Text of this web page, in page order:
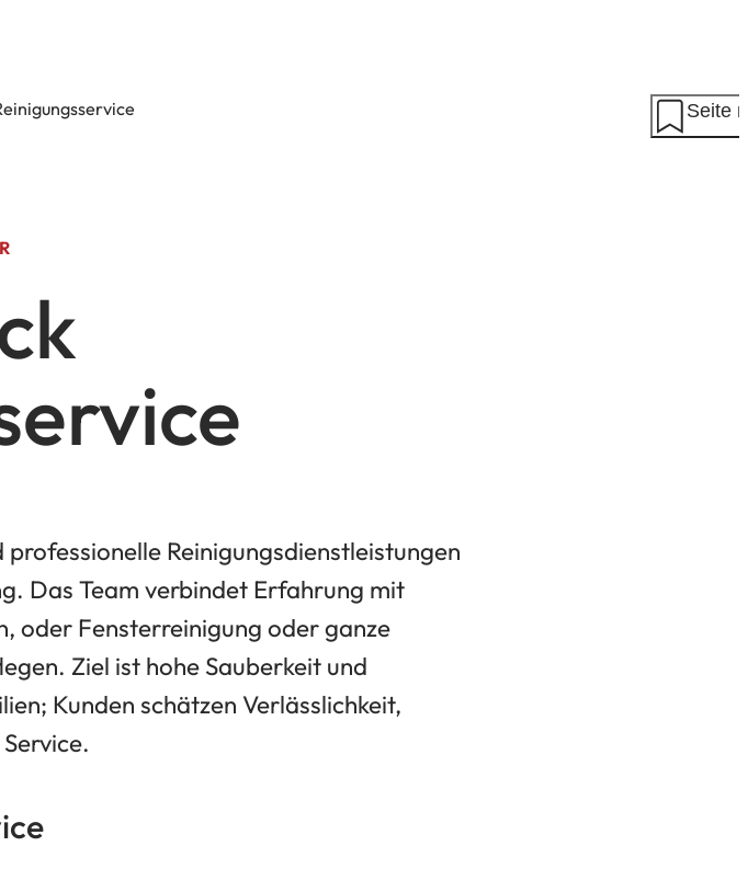
Seite
Reinigungsdienstleistungen
Das Team verbindet Erfahrung mit
oder Fensterreinigung oder ganze
Ziel ist hohe Sauberkeit und
Kunden schätzen Verlässlichkeit,